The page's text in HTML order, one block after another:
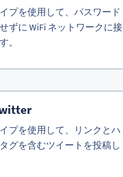
プを使用して、パスワード
ずに WiFi ネットワークに接
。
プを使用して、リンクとハ
グを含むツイートを投稿し